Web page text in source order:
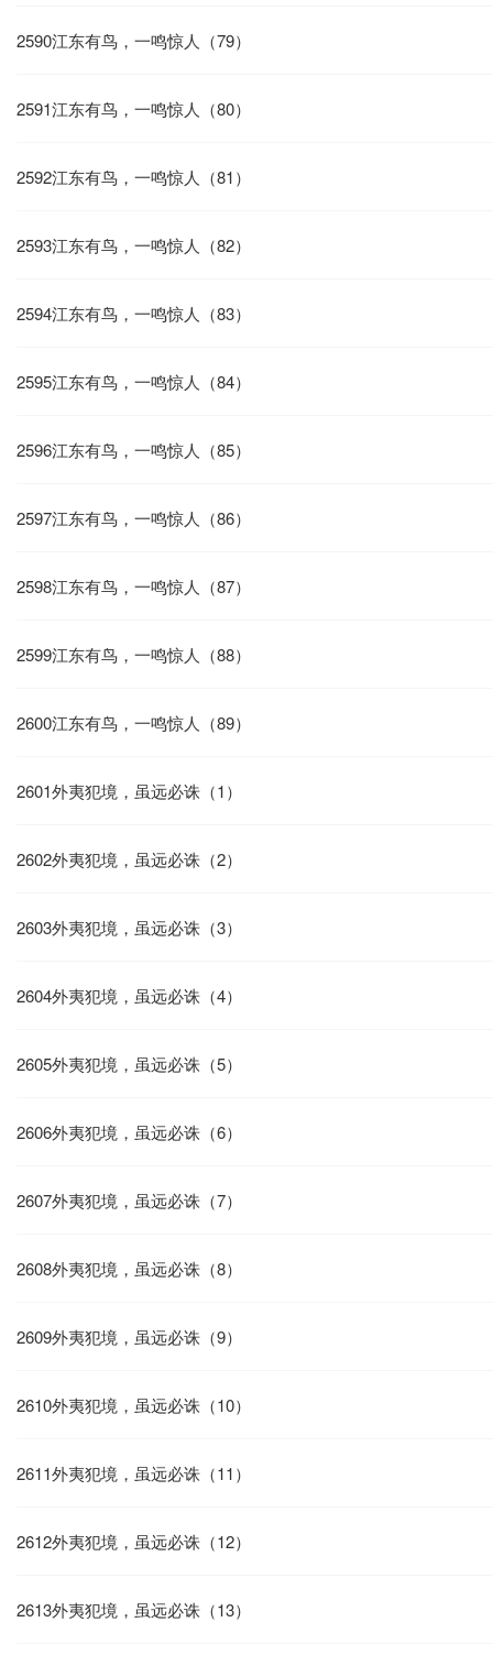
2590江东有鸟，一鸣惊人（79）
2591江东有鸟，一鸣惊人（80）
2592江东有鸟，一鸣惊人（81）
2593江东有鸟，一鸣惊人（82）
2594江东有鸟，一鸣惊人（83）
2595江东有鸟，一鸣惊人（84）
2596江东有鸟，一鸣惊人（85）
2597江东有鸟，一鸣惊人（86）
2598江东有鸟，一鸣惊人（87）
2599江东有鸟，一鸣惊人（88）
2600江东有鸟，一鸣惊人（89）
2601外夷犯境，虽远必诛（1）
2602外夷犯境，虽远必诛（2）
2603外夷犯境，虽远必诛（3）
2604外夷犯境，虽远必诛（4）
2605外夷犯境，虽远必诛（5）
2606外夷犯境，虽远必诛（6）
2607外夷犯境，虽远必诛（7）
2608外夷犯境，虽远必诛（8）
2609外夷犯境，虽远必诛（9）
2610外夷犯境，虽远必诛（10）
2611外夷犯境，虽远必诛（11）
2612外夷犯境，虽远必诛（12）
2613外夷犯境，虽远必诛（13）